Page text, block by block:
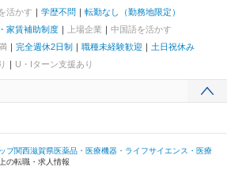
活かす 学歴不問
転勤なし（勤務地限定）
家賃補助制度 上場企業
中国語を活かす
完全週休2日制 職種未経験歓迎
土日祝休み
U・Iターン支援あり
プ関西滋賀県医薬品・医療機器・ライフサイエンス・医療
の転職・求人情報